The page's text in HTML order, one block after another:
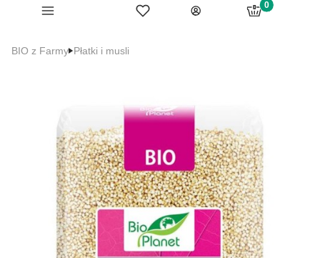
Menu Ulubione
Zaloguj się
Produkty w
Koszyk
BIO z Farmy Płatki i musli